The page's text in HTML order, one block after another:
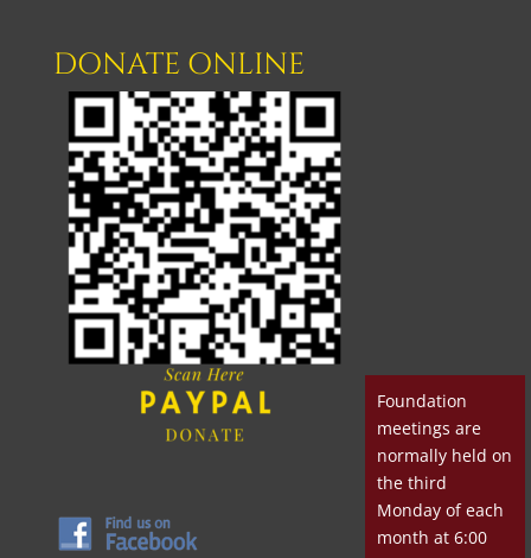
DONATE ONLINE
Foundation
meetings are
normally held on
the third
Monday of each
month at 6:00